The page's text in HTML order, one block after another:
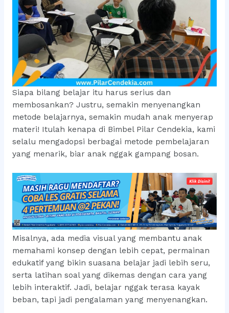
Siapa bilang belajar itu harus serius dan
membosankan? Justru, semakin menyenangkan
metode belajarnya, semakin mudah anak menyerap
materi! Itulah kenapa di Bimbel Pilar Cendekia, kami
selalu mengadopsi berbagai metode pembelajaran
yang menarik, biar anak nggak gampang bosan.
Misalnya, ada media visual yang membantu anak
memahami konsep dengan lebih cepat, permainan
edukatif yang bikin suasana belajar jadi lebih seru,
serta latihan soal yang dikemas dengan cara yang
lebih interaktif. Jadi, belajar nggak terasa kayak
beban, tapi jadi pengalaman yang menyenangkan.